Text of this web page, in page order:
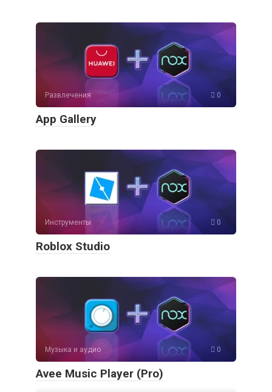
Развлечения 0
App Gallery
Инструменты 0
Roblox Studio
Музыка и аудио 0
Avee Music Player (Pro)